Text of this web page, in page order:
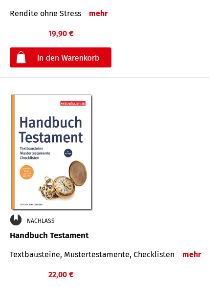
Rendite ohne Stress mehr
19,90 €
NACHLASS
Handbuch Testament
Textbausteine, Mustertestamente, Checklisten mehr
22,00 €